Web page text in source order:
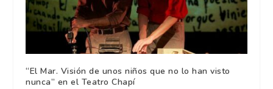
“El Mar. Visión de unos niños que no lo han visto
nunca” en el Teatro Chapí